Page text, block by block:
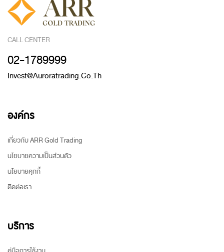
CALL CENTER
02-1789999
Invest@auroratrading.co.th
องค์กร
เกี่ยวกับ ARR Gold Trading
นโยบายความเป็นส่วนตัว
นโยบายคุกกี้
ติดต่อเรา
บริการ